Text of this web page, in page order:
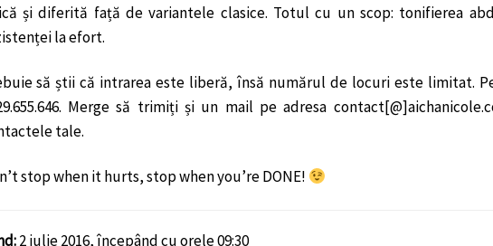
și diferită față de variantele clasice. Totul cu un scop: tonifierea
la efort.
să știi că intrarea este liberă, însă numărul de locuri este limitat.
Merge să trimiți și un mail pe adresa
tale.
stop when it hurts, stop when you’re DONE!
2 iulie 2016, începând cu orele 09:30